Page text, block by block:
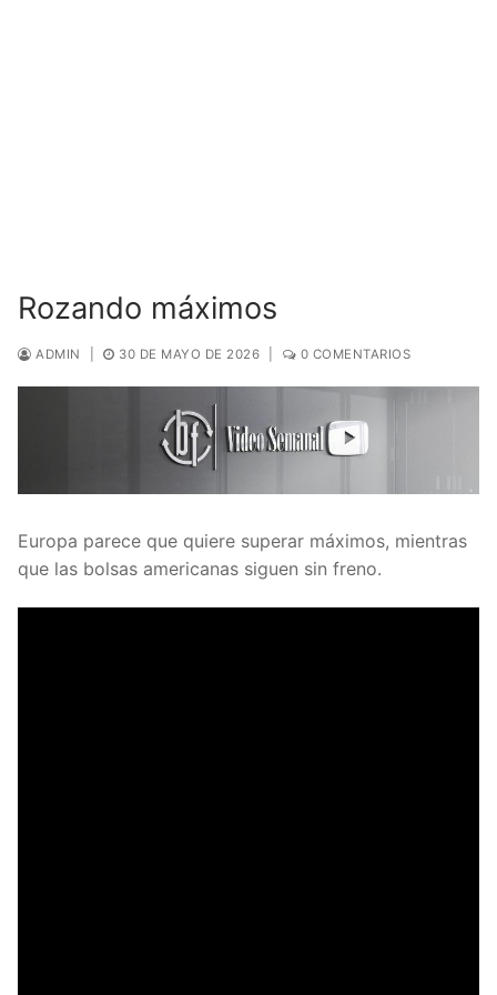
Rozando máximos
ADMIN 30 DE MAYO DE 2026 0 COMENTARIOS
Europa parece que quiere superar máximos, mientras
que las bolsas americanas siguen sin freno.